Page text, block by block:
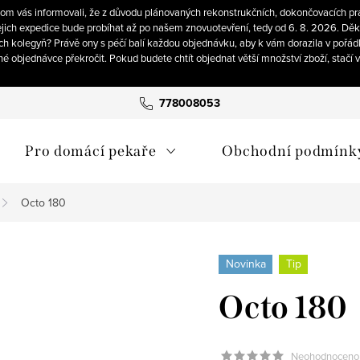
vás informovali, že z důvodu plánovaných rekonstrukčních, dokončovacích
expedice bude probíhat až po našem znovuotevření, tedy od 6. 8. 2026.
kolegyň? Právě ony s péčí balí každou objednávku, aby k vám dorazila v
objednávce překročit. Pokud budete chtít objednat větší množství zboží,
778008053
Pro domácí pekaře Obchodní
Octo 180
Novinka Tip
Octo 180
Neohodnoceno